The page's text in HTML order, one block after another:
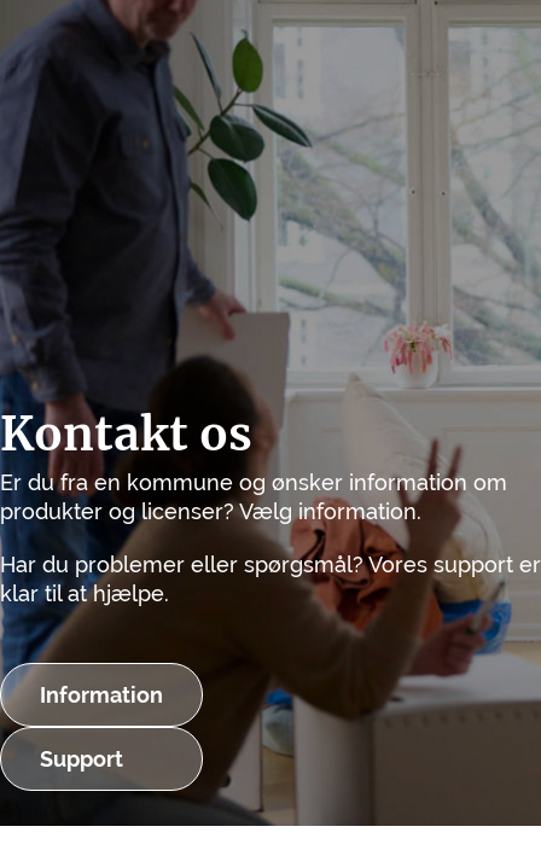
Kontakt os
Er du fra en kommune og ønsker information om
produkter og licenser? Vælg information.
Har du problemer eller spørgsmål? Vores support er
klar til at hjælpe.
Information
Support